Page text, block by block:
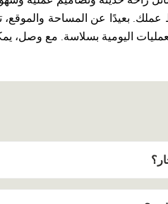
بعيدًا عن المساحة والموقع،
اليومية بسلاسة. مع وصل،